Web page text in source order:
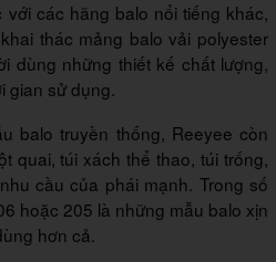
các hãng balo nổi tiếng khác,
thác mảng balo vải polyester
dùng những thiết kế chất lượng,
gian sử dụng.
balo truyền thống, Reeyee còn
quai, túi xách thể thao, túi trống,
cầu của phái mạnh. Trong số
hoặc 205 là những mẫu balo xịn
hơn cả.